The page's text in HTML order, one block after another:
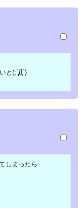
と(;´Д`)
しまったら